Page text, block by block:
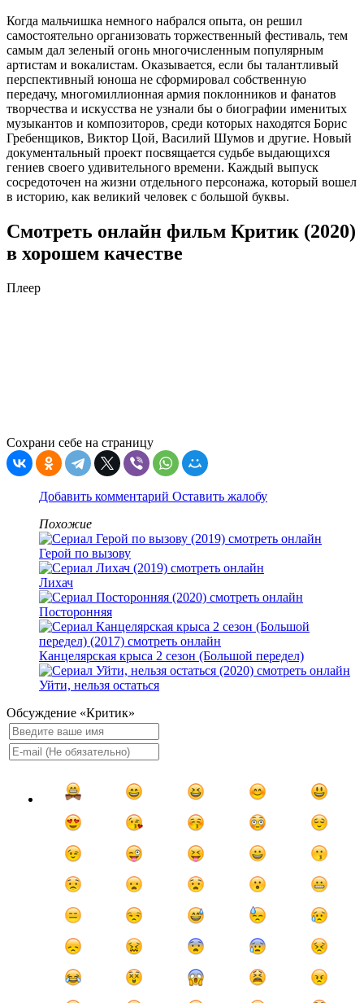
Когда мальчишка немного набрался опыта, он решил
самостоятельно организовать торжественный фестиваль, тем
самым дал зеленый огонь многочисленным популярным
артистам и вокалистам. Оказывается, если бы талантливый
перспективный юноша не сформировал собственную
передачу, многомиллионная армия поклонников и фанатов
творчества и искусства не узнали бы о биографии именитых
музыкантов и композиторов, среди которых находятся Борис
Гребенщиков, Виктор Цой, Василий Шумов и другие. Новый
документальный проект посвящается судьбе выдающихся
гениев своего удивительного времени. Каждый выпуск
сосредоточен на жизни отдельного персонажа, который вошел
в историю, как великий человек с большой буквы.
Смотреть онлайн фильм Критик (2020)
в хорошем качестве
Плеер
Сохрани себе на страницу
Добавить комментарий Оставить жалобу
Похожие
Герой по вызову
Лихач
Посторонняя
Канцелярская крыса 2 сезон (Большой передел)
Уйти, нельзя остаться
Обсуждение «Критик»